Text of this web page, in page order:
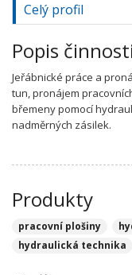
Celý profil
Popis činnosti
Jeřábnické práce a
tun, pronájem
břemeny pomocí
nadměrných zásilek.
Produkty
pracovní plošiny
hydraulická technika